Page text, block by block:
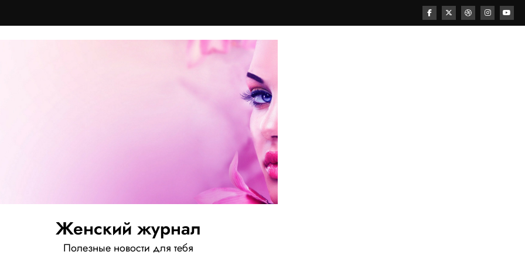
Женский журнал
Полезные новости для тебя